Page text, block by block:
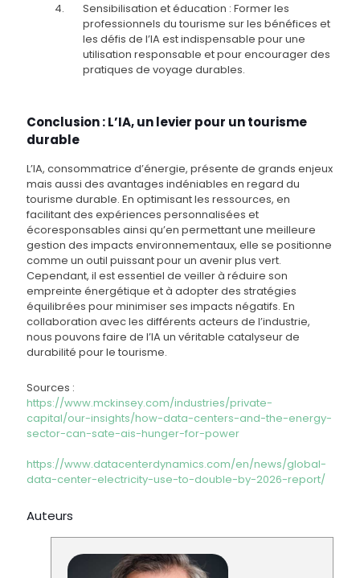
Sensibilisation et éducation : Former les
professionnels du tourisme sur les bénéfices et
les défis de l’IA est indispensable pour une
utilisation responsable et pour encourager des
pratiques de voyage durables.
Conclusion : L’IA, un levier pour un tourisme
durable
L’IA, consommatrice d’énergie, présente de grands enjeux
mais aussi des avantages indéniables en regard du
tourisme durable. En optimisant les ressources, en
facilitant des expériences personnalisées et
écoresponsables ainsi qu’en permettant une meilleure
gestion des impacts environnementaux, elle se positionne
comme un outil puissant pour un avenir plus vert.
Cependant, il est essentiel de veiller à réduire son
empreinte énergétique et à adopter des stratégies
équilibrées pour minimiser ses impacts négatifs. En
collaboration avec les différents acteurs de l’industrie,
nous pouvons faire de l’IA un véritable catalyseur de
durabilité pour le tourisme.
Sources :
https://www.mckinsey.com/industries/private-
capital/our-insights/how-data-centers-and-the-energy-
sector-can-sate-ais-hunger-for-power
https://www.datacenterdynamics.com/en/news/global-
data-center-electricity-use-to-double-by-2026-report/
Auteurs